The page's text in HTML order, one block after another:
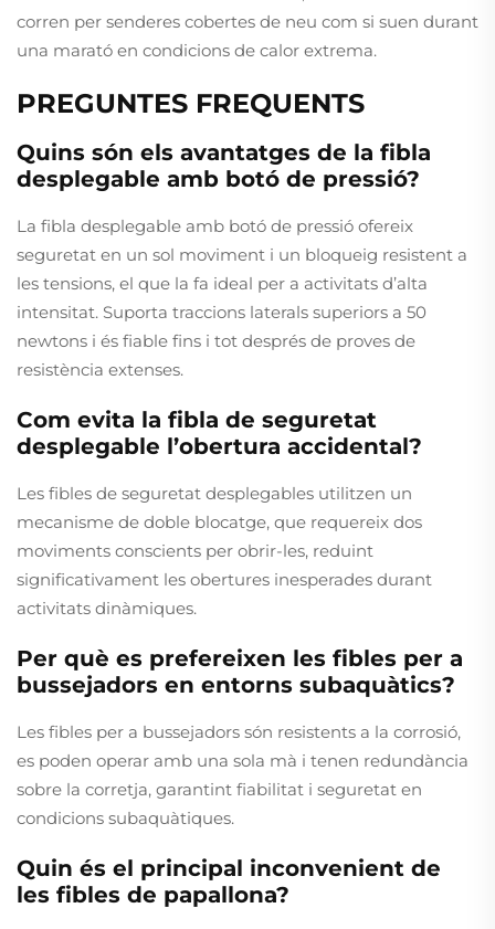
corren per senderes cobertes de neu com si suen durant
una marató en condicions de calor extrema.
PREGUNTES FREQUENTS
Quins són els avantatges de la fibla
desplegable amb botó de pressió?
La fibla desplegable amb botó de pressió ofereix
seguretat en un sol moviment i un bloqueig resistent a
les tensions, el que la fa ideal per a activitats d’alta
intensitat. Suporta traccions laterals superiors a 50
newtons i és fiable fins i tot després de proves de
resistència extenses.
Com evita la fibla de seguretat
desplegable l’obertura accidental?
Les fibles de seguretat desplegables utilitzen un
mecanisme de doble blocatge, que requereix dos
moviments conscients per obrir-les, reduint
significativament les obertures inesperades durant
activitats dinàmiques.
Per què es prefereixen les fibles per a
bussejadors en entorns subaquàtics?
Les fibles per a bussejadors són resistents a la corrosió,
es poden operar amb una sola mà i tenen redundància
sobre la corretja, garantint fiabilitat i seguretat en
condicions subaquàtiques.
Quin és el principal inconvenient de
les fibles de papallona?